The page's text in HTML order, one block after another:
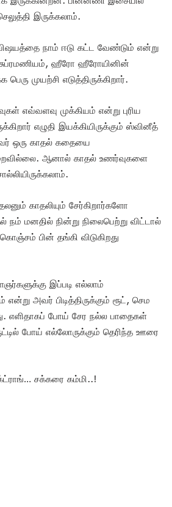
இருக்கலாம்.
நாம் ஈடு கட்ட வேண்டும் என்று
சுப்ரமணியம், ஹீரோ ஹீரோயினின்
முயற்சி எடுத்திருக்கிறார்.
எவ்வளவு முக்கியம் என்று புரிய
எழுதி இயக்கியிருக்கும் ஸ்வினீத்
ஒரு காதல் கதையை
ஆனால் காதல் உணர்வுகளை
காதலியும் சேர்கிறார்களோ
மனதில் நின்று நிலைபெற்று விட்டால்
பின் தங்கி விடுகிறது
இப்படி எல்லாம்
அவர் பிடித்திருக்கும் ரூட், செம
எளிதாகப் போய் சேர நல்ல பாதைகள்
போய் எல்லோருக்கும் தெரிந்த ஊரை
சக்கரை கம்மி..!